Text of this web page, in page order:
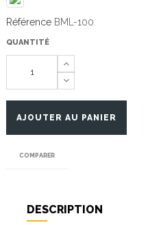
Référence BML-100
QUANTITÉ
AJOUTER AU PANIER
COMPARER
DESCRIPTION